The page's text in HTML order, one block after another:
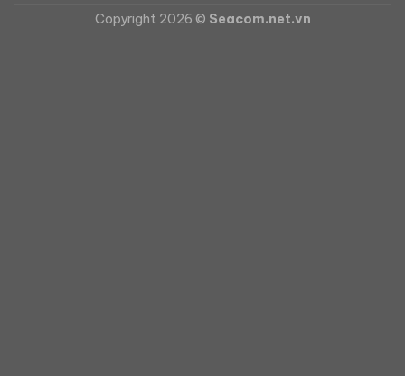
Copyright 2026 © Seacom.net.vn